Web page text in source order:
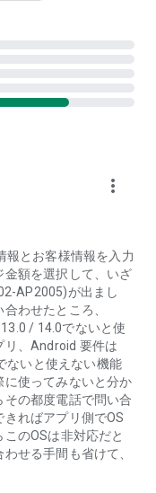
Smart Debit）】
持ちのみずほJCBデ
方も、口座情報を登
手持ちのスマートフ
利用の銀行口座情報
ます。
ド決済ができます。
】
毎月のお支払金額に
支払金額が増えると
下旬に翌月分のキャ
お知らせします。
日までのお支払金額
キャッシュバックさ
more_vert
報とお客様情報を入力
金額を選択して、いざ
AP2005)が出まし
わせたところ、
/ 14.0でないと使
リ、Android 要件は
ないと使えない機能
使ってみないと分か
の都度電話で問い合
ればアプリ側でOS
のOSは非対応だと
せる手間も省けて、